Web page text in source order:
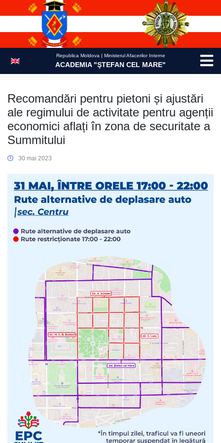
Republica Moldova | Ministerul Afacerilor Interne
ACADEMIA "ŞTEFAN CEL MARE"
Recomandări pentru pietoni și ajustări
ale regimului de activitate pentru agenții
economici aflați în zona de securitate a
Summitului
30 mai 2023